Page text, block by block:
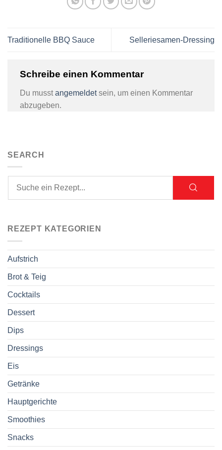
Traditionelle BBQ Sauce Selleriesamen-Dressing
Schreibe einen Kommentar
Du musstangemeldetsein, um einen Kommentar
abzugeben.
SEARCH
REZEPT KATEGORIEN
Aufstrich
Brot & Teig
Cocktails
Dessert
Dips
Dressings
Eis
Getränke
Hauptgerichte
Smoothies
Snacks